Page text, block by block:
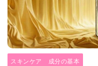
スキンケア 成分の基本